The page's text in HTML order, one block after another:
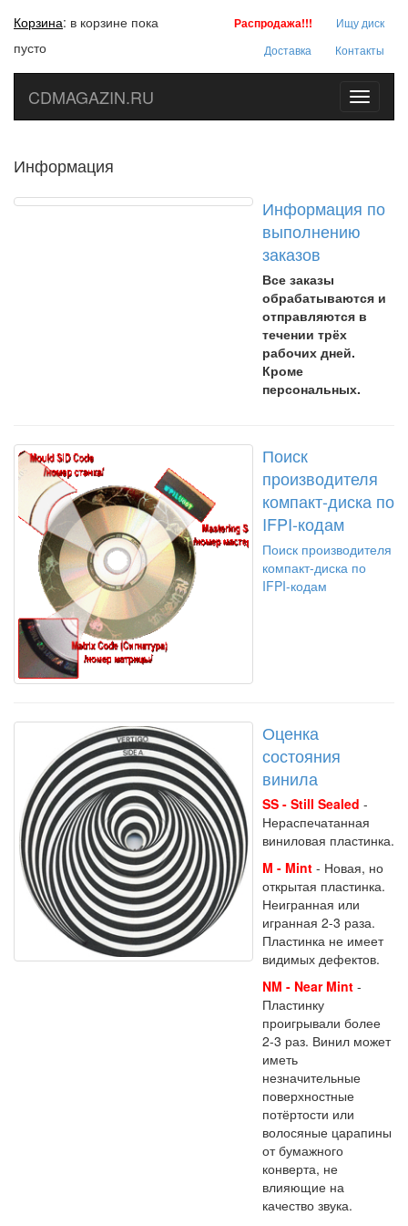
Корзина: в корзине пока
пусто
Распродажа!!!
Ищу диск
Доставка
Контакты
Toggle
CDMAGAZIN.RU
Информация
Информация по
выполнению
заказов
Все заказы
обрабатываются и
отправляются в
течении трёх
рабочих дней.
Кроме
персональных.
Поиск
производителя
компакт-диска по
IFPI-кодам
Поиск производителя
компакт-диска по
IFPI-кодам
Оценка
состояния
винила
SS - Still Sealed -
Нераспечатанная
виниловая пластинка.
M - Mint - Новая, но
открытая пластинка.
Неигранная или
игранная 2-3 раза.
Пластинка не имеет
видимых дефектов.
NM - Near Mint -
Пластинку
проигрывали более
2-3 раз. Винил может
иметь
незначительные
поверхностные
потёртости или
волосяные царапины
от бумажного
конверта, не
влияющие на
качество звука.